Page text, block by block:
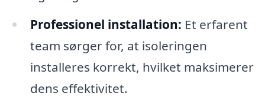
Professionel installation: Et erfarent
team sørger for, at isoleringen
installeres korrekt, hvilket maksimerer
dens effektivitet.